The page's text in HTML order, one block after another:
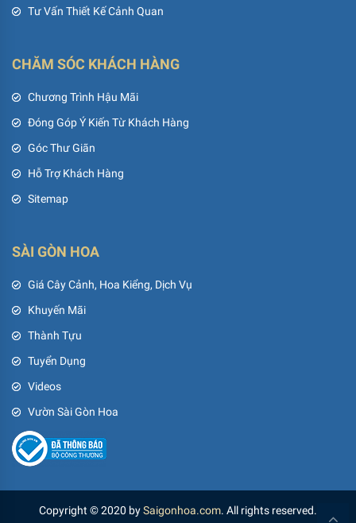
Tư Vấn Thiết Kế Cảnh Quan
CHĂM SÓC KHÁCH HÀNG
Chương Trình Hậu Mãi
Đóng Góp Ý Kiến Từ Khách Hàng
Góc Thư Giãn
Hỗ Trợ Khách Hàng
Sitemap
SÀI GÒN HOA
Giá Cây Cảnh, Hoa Kiểng, Dịch Vụ
Khuyến Mãi
Thành Tựu
Tuyển Dụng
Videos
Vườn Sài Gòn Hoa
Copyright © 2020 bySaigonhoa.com. All rights reserved.